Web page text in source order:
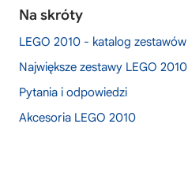
Na skróty
LEGO 2010 - katalog zestawów
Największe zestawy LEGO 2010
Pytania i odpowiedzi
Akcesoria LEGO 2010